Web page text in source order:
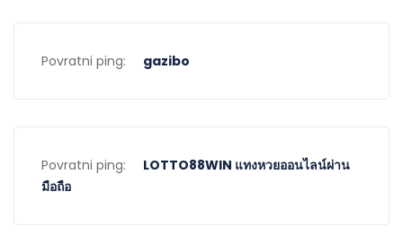
Povratni ping: gazibo
Povratni ping:
LOTTO88WIN แทงหวยออนไลน์ผ่าน
มือถือ